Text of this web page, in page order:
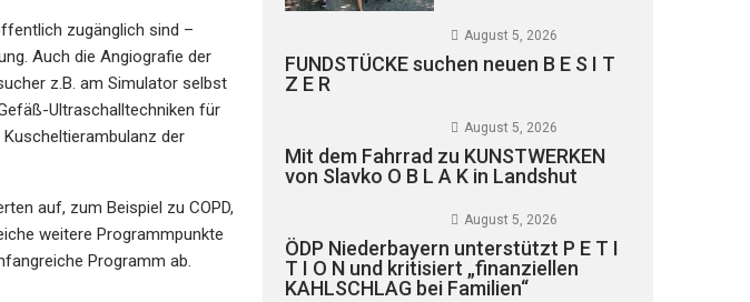
zugänglich sind –
Auch die Angiografie der
z.B. am Simulator selbst
Ultraschalltechniken für
der
auf, zum Beispiel zu COPD,
weitere Programmpunkte
Programm ab.
August 5, 2026
FUNDSTÜCKE suchen neuen B E S I T
Z E R
August 5, 2026
Mit dem Fahrrad zu KUNSTWERKEN
von Slavko O B L A K in Landshut
August 5, 2026
ÖDP Niederbayern unterstützt P E T I
T I O N und kritisiert „finanziellen
KAHLSCHLAG bei Familien“